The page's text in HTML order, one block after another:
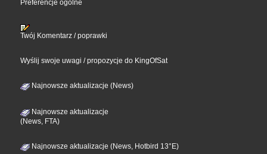
Preferencje ogólne
Twój Komentarz / poprawki
Wyślij swoje uwagi / propozycje do KingOfSat
Najnowsze aktualizacje (News)
Najnowsze aktualizacje
(News, FTA)
Najnowsze aktualizacje (News, Hotbird 13°E)